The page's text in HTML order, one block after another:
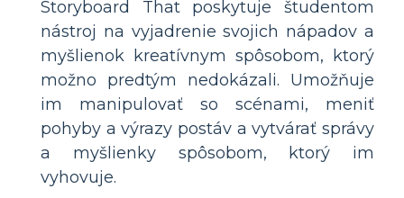
Storyboard That poskytuje študentom
nástroj na vyjadrenie svojich nápadov a
myšlienok kreatívnym spôsobom, ktorý
možno predtým nedokázali. Umožňuje
im manipulovať so scénami, meniť
pohyby a výrazy postáv a vytvárať správy
a myšlienky spôsobom, ktorý im
vyhovuje.